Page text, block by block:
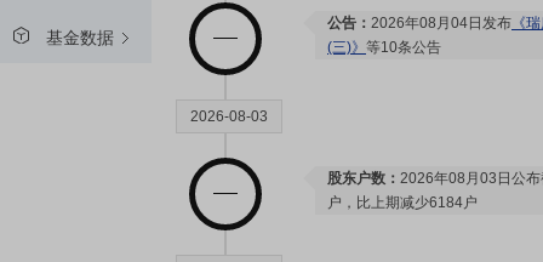
基金数据
公告： 2026年08月04日发布 《
(三)》 等10条公告
2026-08-03
股东户数： 2026年08月03日公
户，比上期减少6184户